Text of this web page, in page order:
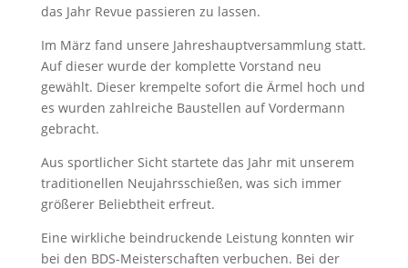
das Jahr Revue passieren zu lassen.
Im März fand unsere Jahreshauptversammlung statt.
Auf dieser wurde der komplette Vorstand neu
gewählt. Dieser krempelte sofort die Ärmel hoch und
es wurden zahlreiche Baustellen auf Vordermann
gebracht.
Aus sportlicher Sicht startete das Jahr mit unserem
traditionellen Neujahrsschießen, was sich immer
größerer Beliebtheit erfreut.
Eine wirkliche beindruckende Leistung konnten wir
bei den BDS-Meisterschaften verbuchen. Bei der